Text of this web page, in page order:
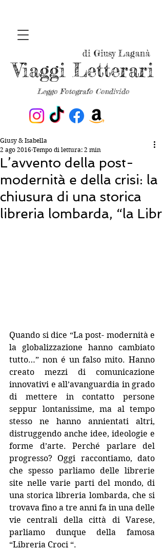
Leggo Fotografo Condivido
Viaggi Letterari
di Giusy Laganà
L’avvento della post-
modernità e della crisi: la
chiusura di una storica
libreria lombarda, “la Libr
Giusy & Isabella
2 ago 2016 Tempo di lettura: 2 min
Quando si dice “La post- modernità e
la globalizzazione hanno cambiato
tutto…” non é un falso mito. Hanno
creato mezzi di comunicazione
innovativi e all’avanguardia in grado
di mettere in contatto persone
seppur lontanissime, ma al tempo
stesso ne hanno annientati altri,
distruggendo anche idee, ideologie e
forme d’arte. Perché parlare del
progresso? Oggi raccontiamo, dato
che spesso parliamo delle librerie
site nelle varie parti del mondo, di
una storica libreria lombarda, che si
trovava fino a tre anni fa in una delle
vie centrali della città di Varese,
parliamo dunque della famosa
“Libreria Croci “.